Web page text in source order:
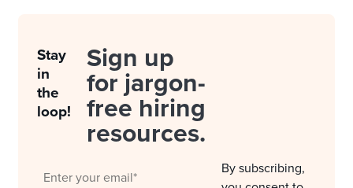
Stay
in
the
loop!
Sign up
for jargon-
free hiring
resources.
By subscribing,